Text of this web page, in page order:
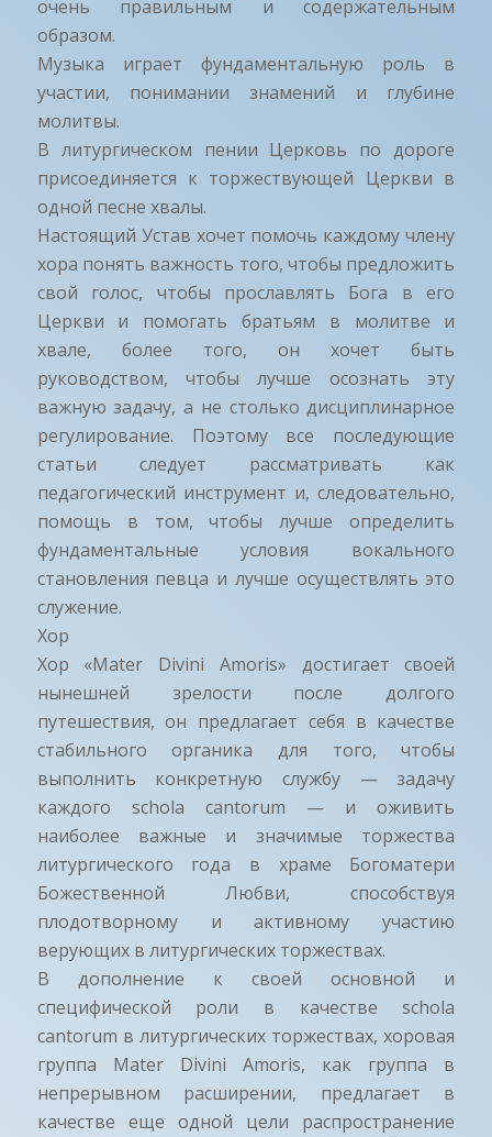
очень правильным и содержательным
образом.
Музыка играет фундаментальную роль в
участии, понимании знамений и глубине
молитвы.
В литургическом пении Церковь по дороге
присоединяется к торжествующей Церкви в
одной песне хвалы.
Настоящий Устав хочет помочь каждому члену
хора понять важность того, чтобы предложить
свой голос, чтобы прославлять Бога в его
Церкви и помогать братьям в молитве и
хвале, более того, он хочет быть
руководством, чтобы лучше осознать эту
важную задачу, а не столько дисциплинарное
регулирование. Поэтому все последующие
статьи следует рассматривать как
педагогический инструмент и, следовательно,
помощь в том, чтобы лучше определить
фундаментальные условия вокального
становления певца и лучше осуществлять это
служение.
Хор
Хор «Mater Divini Amoris» достигает своей
нынешней зрелости после долгого
путешествия, он предлагает себя в качестве
стабильного органика для того, чтобы
выполнить конкретную службу — задачу
каждого schola cantorum — и оживить
наиболее важные и значимые торжества
литургического года в храме Богоматери
Божественной Любви, способствуя
плодотворному и активному участию
верующих в литургических торжествах.
В дополнение к своей основной и
специфической роли в качестве schola
cantorum в литургических торжествах, хоровая
группа Mater Divini Amoris, как группа в
непрерывном расширении, предлагает в
качестве еще одной цели распространение